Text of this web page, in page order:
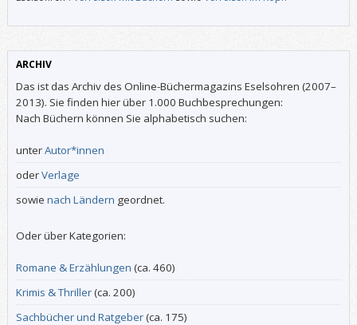
ARCHIV
Das ist das Archiv des Online-Büchermagazins Eselsohren (2007–
2013). Sie finden hier über 1.000 Buchbesprechungen:
Nach Büchern können Sie alphabetisch suchen:
unterAutor*innen
oderVerlage
sowie nach Ländern geordnet.
Oder über Kategorien:
Romane & Erzählungen (ca. 460)
Krimis & Thriller(ca. 200)
Sachbücher und Ratgeber(ca. 175)